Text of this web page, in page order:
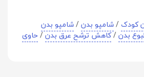
کودک /شامپو بدن/شامپو بدن
بدن/کاهش ترشح عرق بدن/ حاوی